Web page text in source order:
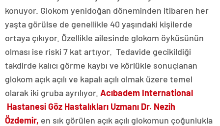
konuyor. Glokom yenidoğan döneminden itibaren her
yaşta görülse de genellikle 40 yaşındaki kişilerde
ortaya çıkıyor. Özellikle ailesinde glokom öyküsünün
olması ise riski 7 kat artıyor. Tedavide gecikildiği
takdirde kalıcı görme kaybı ve körlükle sonuçlanan
glokom açık açılı ve kapalı açılı olmak üzere temel
olarak iki gruba ayrılıyor. Acıbadem International
Hastanesi Göz Hastalıkları Uzmanı Dr. Nezih
Özdemir, en sık görülen açık açılı glokomun çoğunlukla